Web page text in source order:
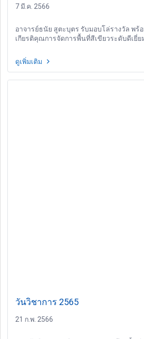
7 มี.ค. 2566
อาจารย์ธนัย สูตะบุตร รับมอบโล่รางวัล พร้
เกียรติคุณการจัดการพื้นที่สีเขียวระดับดีเยี่ย
ดูเพิ่มเติม
วันวิชาการ 2565
21 ก.พ. 2566